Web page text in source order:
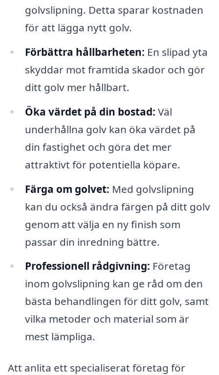
golvslipning. Detta sparar kostnaden
för att lägga nytt golv.
Förbättra hållbarheten: En slipad yta
skyddar mot framtida skador och gör
ditt golv mer hållbart.
Öka värdet på din bostad: Väl
underhållna golv kan öka värdet på
din fastighet och göra det mer
attraktivt för potentiella köpare.
Färga om golvet: Med golvslipning
kan du också ändra färgen på ditt golv
genom att välja en ny finish som
passar din inredning bättre.
Professionell rådgivning: Företag
inom golvslipning kan ge råd om den
bästa behandlingen för ditt golv, samt
vilka metoder och material som är
mest lämpliga.
Att anlita ett specialiserat företag för